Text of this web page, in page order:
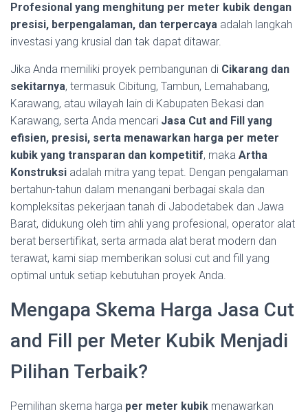
Profesional yang menghitung per meter kubik dengan
presisi, berpengalaman, dan terpercaya adalah langkah
investasi yang krusial dan tak dapat ditawar.
Jika Anda memiliki proyek pembangunan di Cikarang dan
sekitarnya, termasuk Cibitung, Tambun, Lemahabang,
Karawang, atau wilayah lain di Kabupaten Bekasi dan
Karawang, serta Anda mencari Jasa Cut and Fill yang
efisien, presisi, serta menawarkan harga per meter
kubik yang transparan dan kompetitif, maka Artha
Konstruksi adalah mitra yang tepat. Dengan pengalaman
bertahun-tahun dalam menangani berbagai skala dan
kompleksitas pekerjaan tanah di Jabodetabek dan Jawa
Barat, didukung oleh tim ahli yang profesional, operator alat
berat bersertifikat, serta armada alat berat modern dan
terawat, kami siap memberikan solusi cut and fill yang
optimal untuk setiap kebutuhan proyek Anda.
Mengapa Skema Harga Jasa Cut
and Fill per Meter Kubik Menjadi
Pilihan Terbaik?
Pemilihan skema harga per meter kubik menawarkan